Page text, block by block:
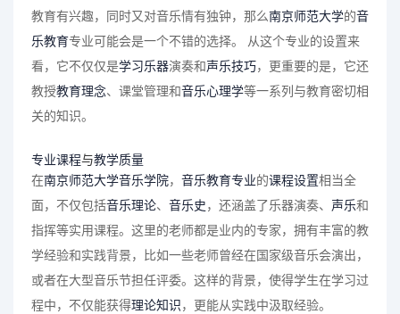
教育有兴趣，同时又对音乐情有独钟，那么南京师范大学的音
乐教育专业可能会是一个不错的选择。 从这个专业的设置来
看，它不仅仅是学习乐器演奏和声乐技巧，更重要的是，它还
教授教育理念、课堂管理和音乐心理学等一系列与教育密切相
关的知识。
专业课程与教学质量
在南京师范大学音乐学院， 音乐教育专业的课程设置相当全
面，不仅包括音乐理论、 音乐史，还涵盖了乐器演奏、 声乐和
指挥等实用课程。这里的老师都是业内的专家，拥有丰富的教
学经验和实践背景，比如一些老师曾经在国家级音乐会演出，
或者在大型音乐节担任评委。这样的背景，使得学生在学习过
程中，不仅能获得理论知识，更能从实践中汲取经验。